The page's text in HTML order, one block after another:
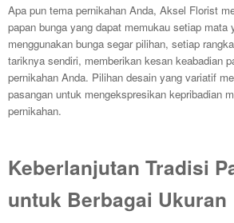
Apa pun tema pernikahan Anda, Aksel Florist
papan bunga yang dapat memukau setiap mata
menggunakan bunga segar pilihan, setiap
tariknya sendiri, memberikan kesan keabadian
pernikahan Anda. Pilihan desain yang variatif
pasangan untuk mengekspresikan kepribadian
pernikahan.
Keberlanjutan Tradisi
untuk Berbagai Ukuran